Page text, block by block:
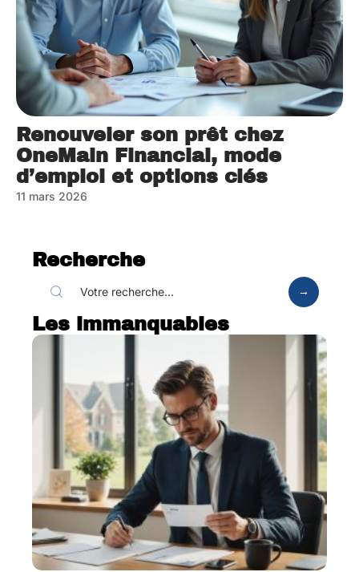
Renouveler son prêt chez
OneMain Financial, mode
d’emploi et options clés
11 mars 2026
Recherche
Les immanquables